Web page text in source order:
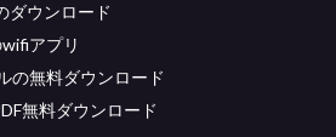
ダウンロード
アプリ
の無料ダウンロード
無料ダウンロード